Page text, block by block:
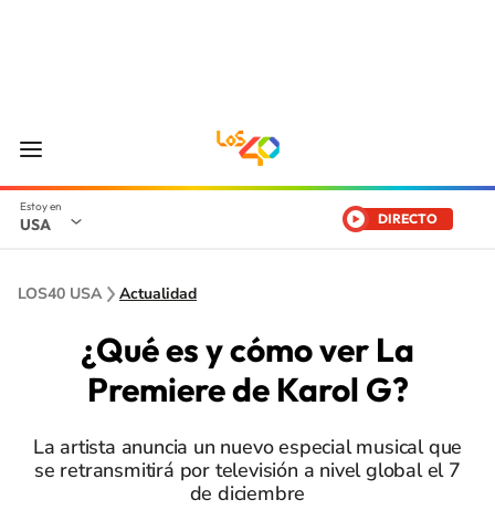
USA DIRECTO
LOS40 USA Actualidad
¿Qué es y cómo ver La
Premiere de Karol G?
La artista anuncia un nuevo especial musical que
se retransmitirá por televisión a nivel global el 7
de diciembre